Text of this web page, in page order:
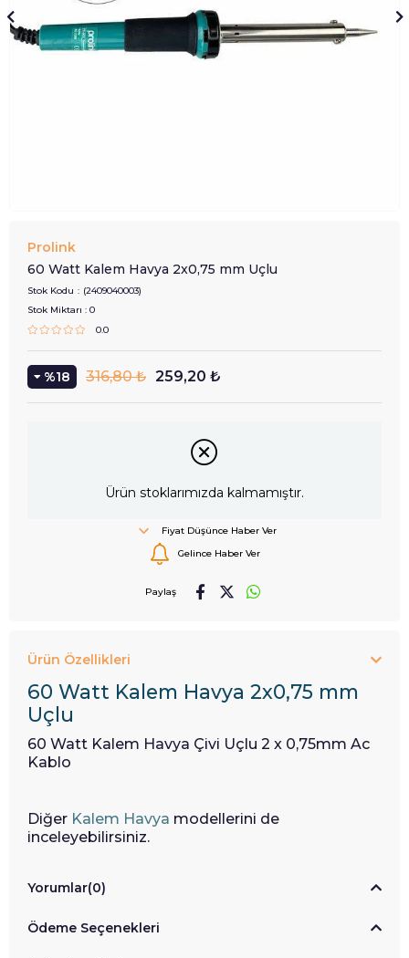
Prolink
60 Watt Kalem Havya 2x0,75 mm Uçlu
Stok Kodu
(2409040003)
Stok Miktarı : 0
0.0
18 316,80 ₺ 259,20 ₺
Ürün stoklarımızda kalmamıştır.
Fiyat Düşünce Haber Ver
Gelince Haber Ver
Paylaş
Ürün Özellikleri
60 Watt Kalem Havya 2x0,75 mm
Uçlu
60 Watt Kalem Havya Çivi Uçlu 2 x 0,75mm Ac
Kablo
Diğer Kalem Havya modellerini de
inceleyebilirsiniz.
Yorumlar(0)
Ödeme Seçenekleri